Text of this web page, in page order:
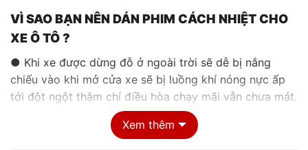
VÌ SAO BẠN NÊN DÁN PHIM CÁCH NHIỆT CHO
XE Ô TÔ ?
● Khi xe được dừng đỗ ở ngoài trời sẽ dễ bị nắng
chiếu vào khi mở cửa xe sẽ bị luồng khí nóng nực ấp
tới đột ngột thậm chí điều hòa chạy mãi vẫn chưa mát.
Để tránh trường hợp này thì giải pháp tốt nhất là dán
phim cách nhiệt cho xe ô tô của bạn.
Xem thêm